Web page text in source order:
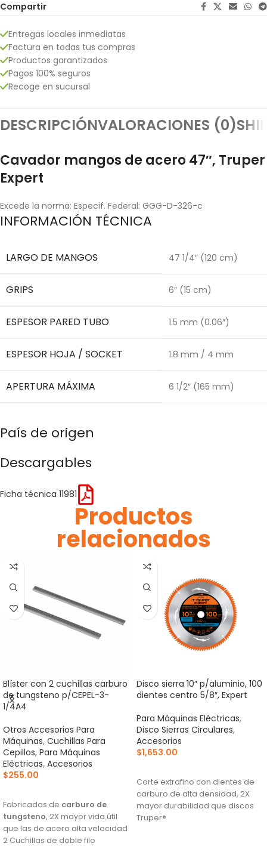
Compartir
Entregas locales inmediatas
Factura en todas tus compras
Productos garantizados
Pagos 100% seguros
Recoge en sucursal
DESCRIPCIÓNVALORACIONES (0)
Cavador mangos de acero 47″, Truper
Expert
Excede la norma: Especif. Federal: GGG-D-326-c
INFORMACIÓN TÉCNICA
LARGO DE MANGOS 47 1/4″ (120 cm)
GRIPS 6″ (15 cm)
ESPESOR PARED TUBO 1.5 mm (0.06″)
ESPESOR HOJA / SOCKET 1.8 mm / 4 mm
APERTURA MÁXIMA 6 1/2″ (165 mm)
País de origen
Descargables
Ficha técnica 11981
Productos
relacionados
Blíster con 2 cuchillas carburo
de tungsteno p/CEPEL-3-
1/4A4
Otros Accesorios Para
Máquinas, Cuchillas Para
Cepillos, Para Máquinas
Eléctricas, Accesorios
$255.00
Fabricadas de carburo de
tungsteno, 2X mayor vida útil
que las de acero alta velocidad
2 Cuchillas de doble filo
Disco sierra 10″ p/aluminio, 100
dientes centro 5/8″, Expert
Para Máquinas Eléctricas,
Disco Sierras Circulares,
Accesorios
$1,653.00
Corte extrafino con dientes de
carburo de alta densidad, 2X
mayor durabilidad que discos
Truper®